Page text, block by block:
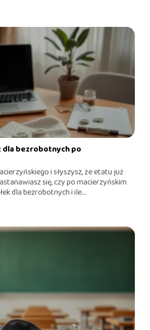
dla bezrobotnych po
i słyszysz, że etatu już
się, czy po macierzyńskim
dla bezrobotnych i ile...